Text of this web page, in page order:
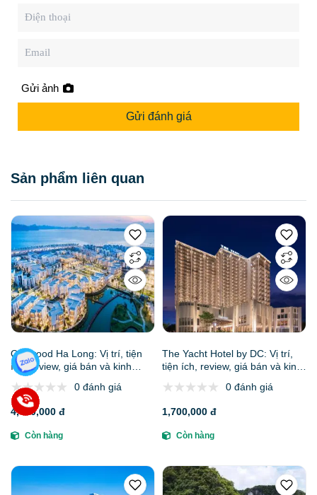
Gửi ảnh
Gửi đánh giá
Sản phẩm liên quan
Oakwood Ha Long: Vị trí, tiện
ích, review, giá bán và kinh
nghiệm đặt phòng
0 đánh giá
4,450,000 đ
Còn hàng
The Yacht Hotel by DC: Vị trí,
tiện ích, review, giá bán và kinh
0 đánh giá
1,700,000 đ
Còn hàng